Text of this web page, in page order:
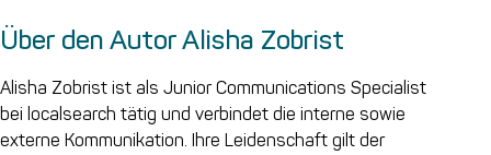
Über den Autor Alisha Zobrist
Alisha Zobrist ist als Junior Communications Specialist
bei localsearch tätig und verbindet die interne sowie
externe Kommunikation. Ihre Leidenschaft gilt der